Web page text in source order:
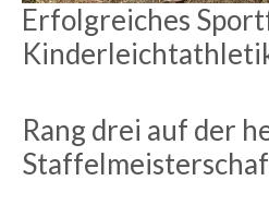
Erfolgreiches
Rang drei auf der